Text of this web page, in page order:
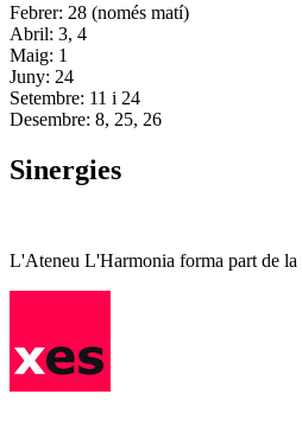
Febrer: 28 (només matí)
Abril: 3, 4
Maig: 1
Juny: 24
Setembre: 11 i 24
Desembre: 8, 25, 26
Sinergies
L'Ateneu L'Harmonia forma part de